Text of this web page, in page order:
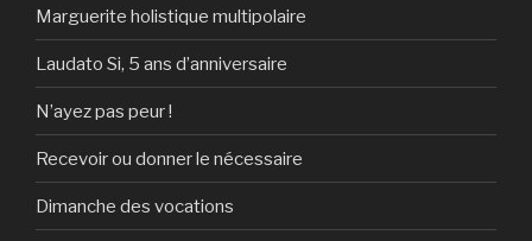
Marguerite holistique multipolaire
Laudato Si, 5 ans d’anniversaire
N’ayez pas peur !
Recevoir ou donner le nécessaire
Dimanche des vocations